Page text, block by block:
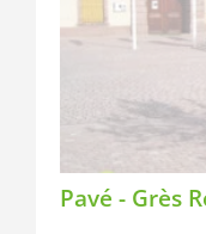
Pavé - Grès